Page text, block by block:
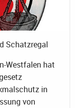
Schatzregal
Westfalen hat
in
von